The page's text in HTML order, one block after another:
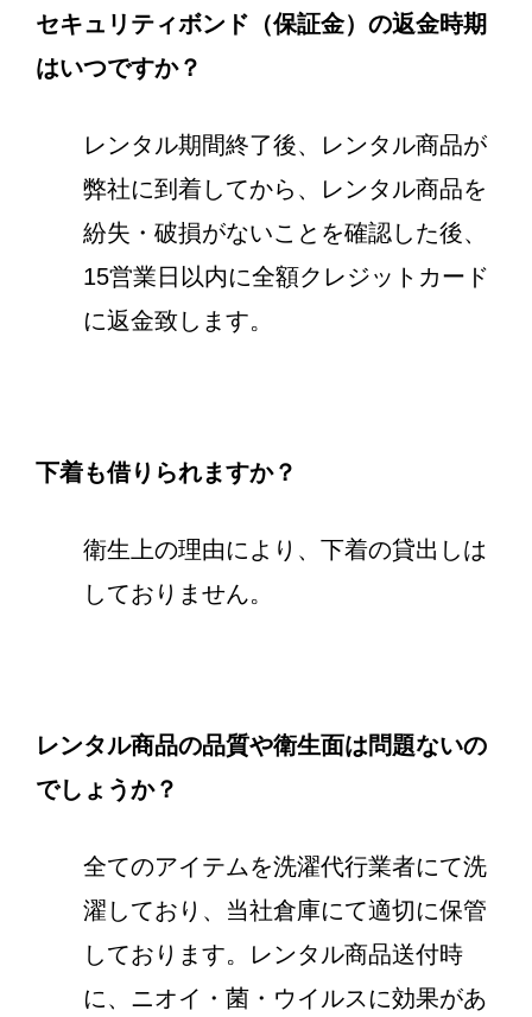
セキュリティボンド（保証金）の返金時期
はいつですか？
レンタル期間終了後、レンタル商品が
弊社に到着してから、レンタル商品を
紛失・破損がないことを確認した後、
15営業日以内に全額クレジットカード
に返金致します。
下着も借りられますか？
衛生上の理由により、下着の貸出しは
しておりません。
レンタル商品の品質や衛生面は問題ないの
でしょうか？
全てのアイテムを洗濯代行業者にて洗
濯しており、当社倉庫にて適切に保管
しております。レンタル商品送付時
に、ニオイ・菌・ウイルスに効果があ